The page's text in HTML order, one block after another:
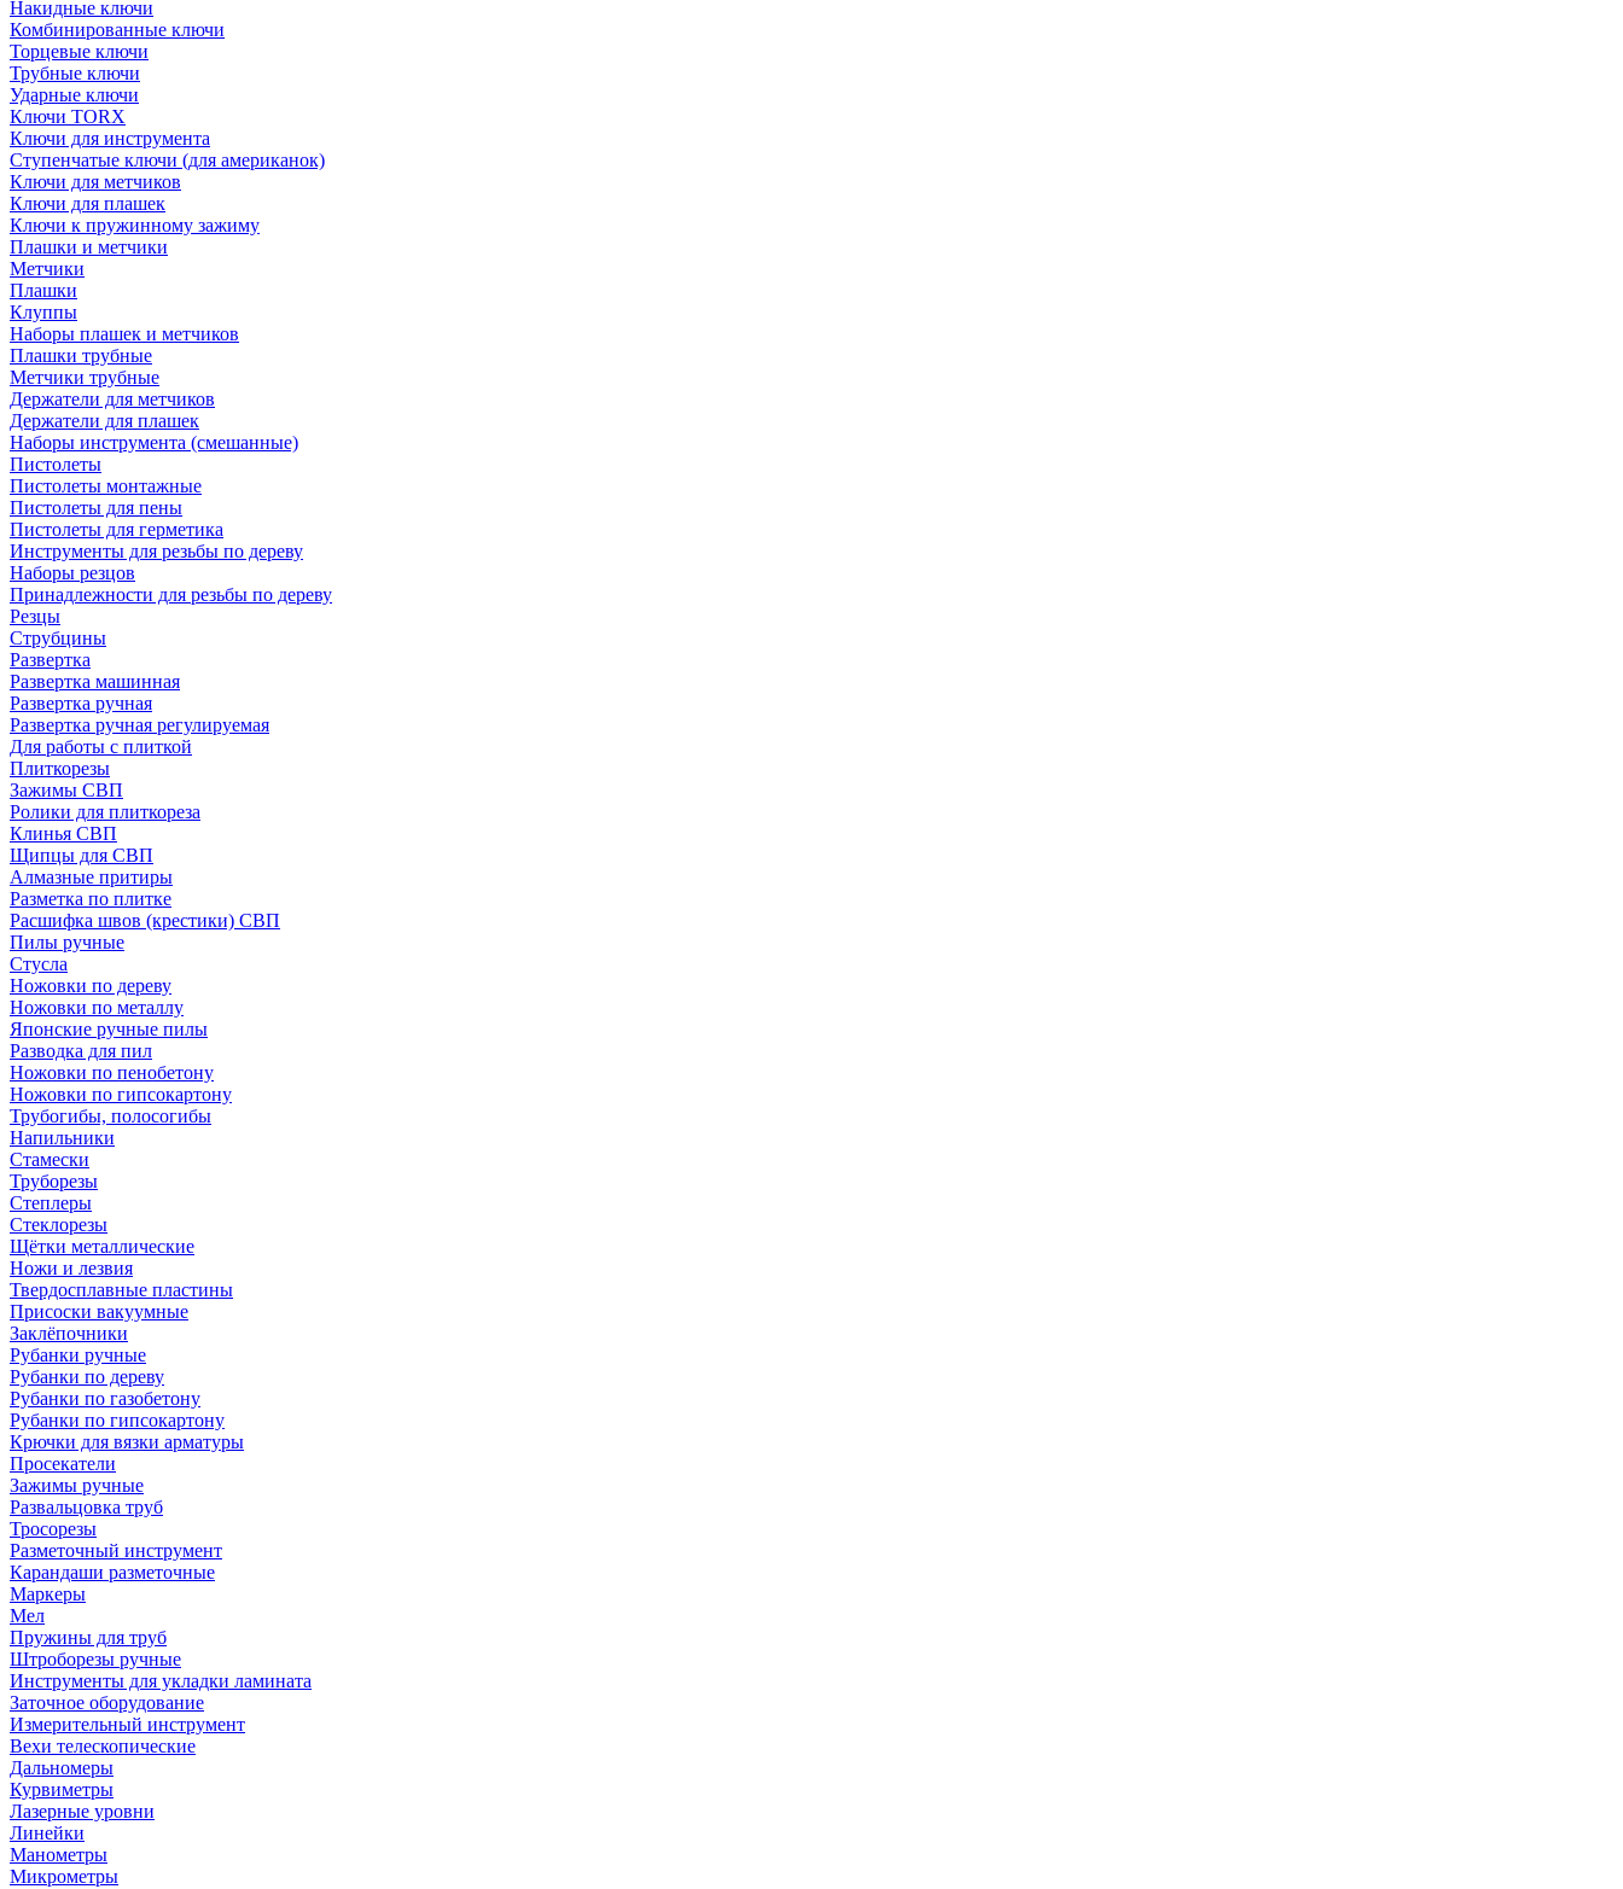
Накидные ключи
Комбинированные ключи
Торцевые ключи
Трубные ключи
Ударные ключи
Ключи TORX
Ключи для инструмента
Ступенчатые ключи (для американок)
Ключи для метчиков
Ключи для плашек
Ключи к пружинному зажиму
Плашки и метчики
Метчики
Плашки
Клуппы
Наборы плашек и метчиков
Плашки трубные
Метчики трубные
Держатели для метчиков
Держатели для плашек
Наборы инструмента (смешанные)
Пистолеты
Пистолеты монтажные
Пистолеты для пены
Пистолеты для герметика
Инструменты для резьбы по дереву
Наборы резцов
Принадлежности для резьбы по дереву
Резцы
Струбцины
Развертка
Развертка машинная
Развертка ручная
Развертка ручная регулируемая
Для работы с плиткой
Плиткорезы
Зажимы СВП
Ролики для плиткореза
Клинья СВП
Щипцы для СВП
Алмазные притиры
Разметка по плитке
Расшифка швов (крестики) СВП
Пилы ручные
Стусла
Ножовки по дереву
Ножовки по металлу
Японские ручные пилы
Разводка для пил
Ножовки по пенобетону
Ножовки по гипсокартону
Трубогибы, полосогибы
Напильники
Стамески
Труборезы
Степлеры
Стеклорезы
Щётки металлические
Ножи и лезвия
Твердосплавные пластины
Присоски вакуумные
Заклёпочники
Рубанки ручные
Рубанки по дереву
Рубанки по газобетону
Рубанки по гипсокартону
Крючки для вязки арматуры
Просекатели
Зажимы ручные
Развальцовка труб
Тросорезы
Разметочный инструмент
Карандаши разметочные
Маркеры
Мел
Пружины для труб
Штроборезы ручные
Инструменты для укладки ламината
Заточное оборудование
Измерительный инструмент
Вехи телескопические
Дальномеры
Курвиметры
Лазерные уровни
Линейки
Манометры
Микрометры